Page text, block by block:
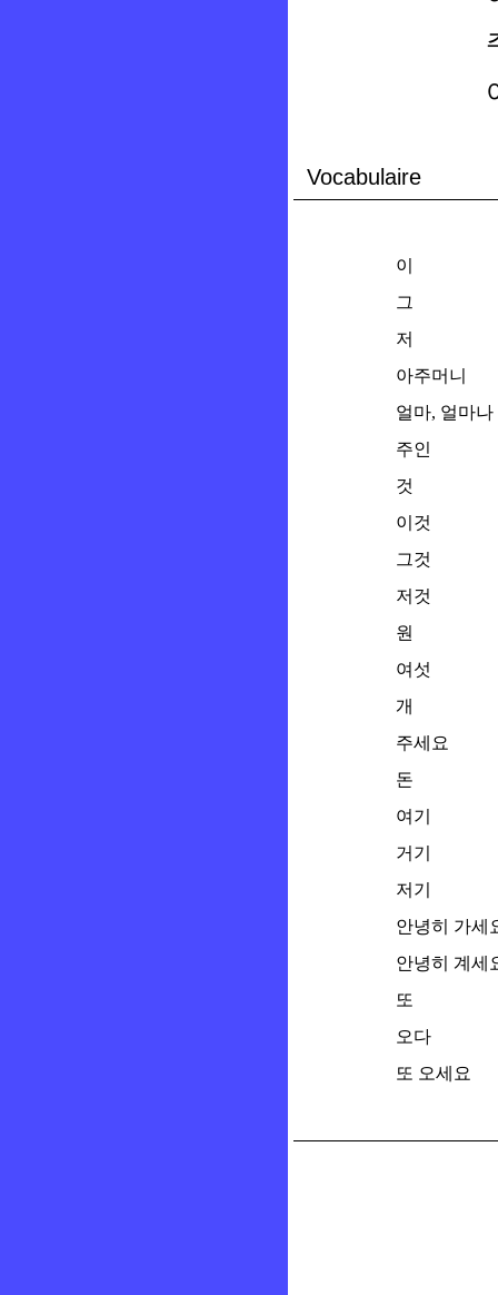
Vocabulaire
이
그
저
아주머니
얼마, 얼마나
주인
것
이것
그것
저것
원
여섯
개
주세요
돈
여기
거기
저기
안녕히 가세
안녕히 계세
또
오다
또 오세요